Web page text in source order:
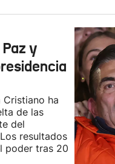
y
ha
de las
del
resultados
poder tras 20